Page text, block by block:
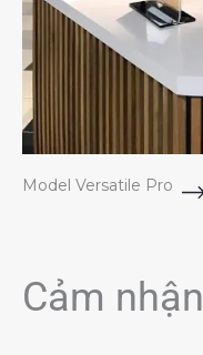
Model Versatile Pro
Cảm nhận